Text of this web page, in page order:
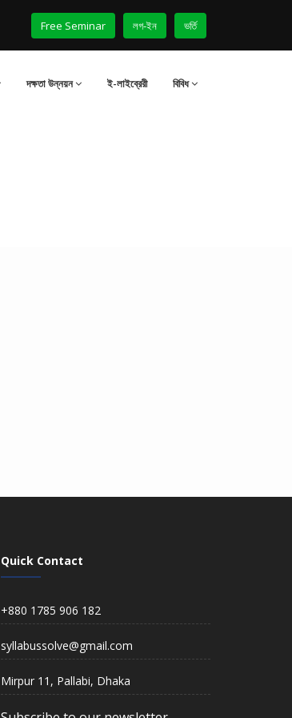
Free Seminar লগ-ইন ভর্তি
দক্ষতা উন্নয়ন ই-লাইব্রেরী বিবিধ
Quick Contact
+880 1785 906 182
syllabussolve@gmail.com
Mirpur 11, Pallabi, Dhaka